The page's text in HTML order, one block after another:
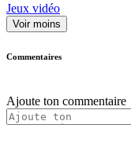
Jeux vidéo
Voir moins
Commentaires
Ajoute ton commentaire